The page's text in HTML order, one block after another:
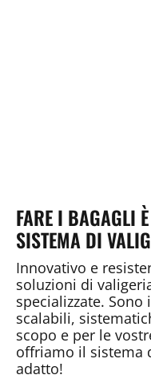
FARE I BAGAGLI
SISTEMA DI
Innovativo e
soluzioni di
specializzate.
scalabili,
scopo e per le
offriamo il sistema
adatto!